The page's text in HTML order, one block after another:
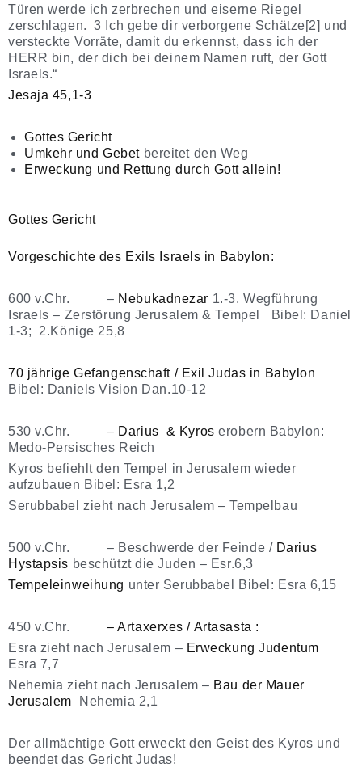
Türen werde ich zerbrechen und eiserne Riegel
zerschlagen. 3 Ich gebe dir verborgene Schätze[2] und
versteckte Vorräte, damit du erkennst, dass ich der
HERR bin, der dich bei deinem Namen ruft, der Gott
Israels.“
Jesaja 45,1-3
Gottes Gericht
Umkehr und Gebet bereitet den Weg
Erweckung und Rettung durch Gott allein!
Gottes Gericht
Vorgeschichte des Exils Israels in Babylon:
600 v.Chr. – Nebukadnezar 1.-3. Wegführung
Israels – Zerstörung Jerusalem & Tempel Bibel: Daniel
1-3; 2.Könige 25,8
70 jährige Gefangenschaft / Exil Judas in Babylon
Bibel: Daniels Vision Dan.10-12
530 v.Chr.– Darius & Kyros erobern Babylon:
Medo-Persisches Reich
Kyros befiehlt den Tempel in Jerusalem wieder
aufzubauen Bibel: Esra 1,2
Serubbabel zieht nach Jerusalem – Tempelbau
500 v.Chr. – Beschwerde der Feinde / Darius
Hystapsis beschützt die Juden – Esr.6,3
Tempeleinweihung unter Serubbabel Bibel: Esra 6,15
450 v.Chr.– Artaxerxes / Artasasta :
Esra zieht nach Jerusalem – Erweckung Judentum
Esra 7,7
Nehemia zieht nach Jerusalem – Bau der Mauer
Jerusalem Nehemia 2,1
Der allmächtige Gott erweckt den Geist des Kyros und
beendet das Gericht Judas!